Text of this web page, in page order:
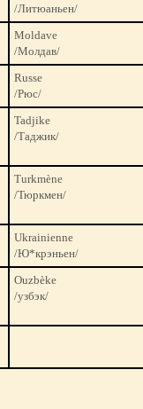
/Литюаньен/
Moldave
/Молдав/
Russe
/Рюс/
Tadjike
/Таджик/
Turkmène
/Тюркмен/
Ukrainienne
/Ю*крэньен/
Ouzbèke
/узбэк/